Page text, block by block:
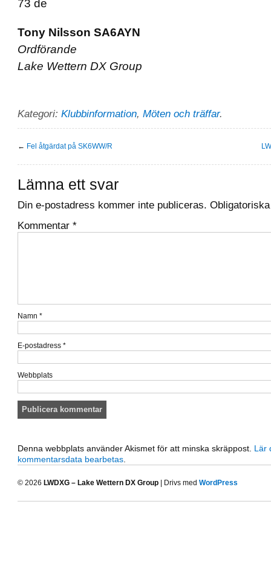
73 de
Tony Nilsson SA6AYN
Ordförande
Lake Wettern DX Group
Kategori: Klubbinformation, Möten och träffar.
← Fel åtgärdat på SK6WW/R
Lämna ett svar
Din e-postadress kommer inte publiceras.
Kommentar *
Namn *
E-postadress *
Webbplats
Denna webbplats använder Akismet för att minska skräppost. Lär
kommentarsdata bearbetas
© 2026 LWDXG – Lake Wettern DX Group | Drivs med WordPress